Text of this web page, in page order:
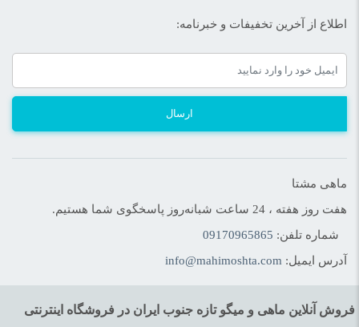
اطلاع از آخرین تخفیفات و خبرنامه:
ارسال
ماهی مشتا
هفت روز هفته ، 24 ساعت شبانه‌روز پاسخگوی شما هستیم.
شماره تلفن: 09170965865
آدرس ایمیل: info@mahimoshta.com
فروش آنلاین ماهی و میگو تازه جنوب ایران در فروشگاه اینترنتی